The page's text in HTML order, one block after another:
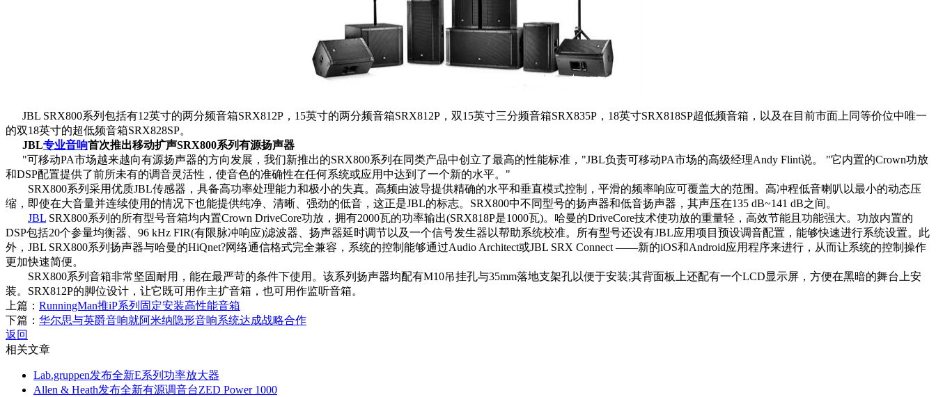
JBL SRX800系列包括有12英寸的两分频音箱SRX812P，15英寸的两分频音箱SRX812P，双15英寸三分频音箱SRX835P，18英寸SRX818SP超低频音箱，以及在目前市面上同等价位中唯一
的双18英寸的超低频音箱SRX828SP。
JBL专业音响首次推出移动扩声SRX800系列有源扬声器
"可移动PA市场越来越向有源扬声器的方向发展，我们新推出的SRX800系列在同类产品中创立了最高的性能标准，"JBL负责可移动PA市场的高级经理Andy Flint说。 "它内置的Crown功放
和DSP配置提供了前所未有的调音灵活性，使音色的准确性在任何系统或应用中达到了一个新的水平。"
SRX800系列采用优质JBL传感器，具备高功率处理能力和极小的失真。高频由波导提供精确的水平和垂直模式控制，平滑的频率响应可覆盖大的范围。高冲程低音喇叭以最小的动态压
缩，即使在大音量并连续使用的情况下也能提供纯净、清晰、强劲的低音，这正是JBL的标志。SRX800中不同型号的扬声器和低音扬声器，其声压在135 dB~141 dB之间。
JBL SRX800系列的所有型号音箱均内置Crown DriveCore功放，拥有2000瓦的功率输出(SRX818P是1000瓦)。哈曼的DriveCore技术使功放的重量轻，高效节能且功能强大。功放内置的
DSP包括20个参量均衡器、96 kHz FIR(有限脉冲响应)滤波器、扬声器延时调节以及一个信号发生器以帮助系统校准。所有型号还设有JBL应用项目预设调音配置，能够快速进行系统设置。此
外，JBL SRX800系列扬声器与哈曼的HiQnet?网络通信格式完全兼容，系统的控制能够通过Audio Architect或JBL SRX Connect ――新的iOS和Android应用程序来进行，从而让系统的控制操作
更加快速简便。
SRX800系列音箱非常坚固耐用，能在最严苛的条件下使用。该系列扬声器均配有M10吊挂孔与35mm落地支架孔以便于安装;其背面板上还配有一个LCD显示屏，方便在黑暗的舞台上安
装。SRX812P的脚位设计，让它既可用作主扩音箱，也可用作监听音箱。
上篇： RunningMan推iP系列固定安装高性能音箱
下篇： 华尔思与英爵音响就阿米纳隐形音响系统达成战略合作
返回
相关文章
Lab.gruppen发布全新E系列功率放大器
Allen & Heath发布全新有源调音台ZED Power 1000